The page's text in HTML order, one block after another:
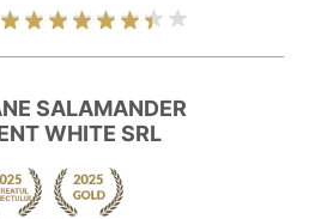
SALAMANDER
WHITE SRL